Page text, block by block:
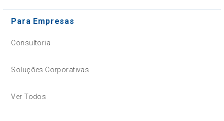
Para Empresas
Consultoria
Soluções Corporativas
Ver Todos